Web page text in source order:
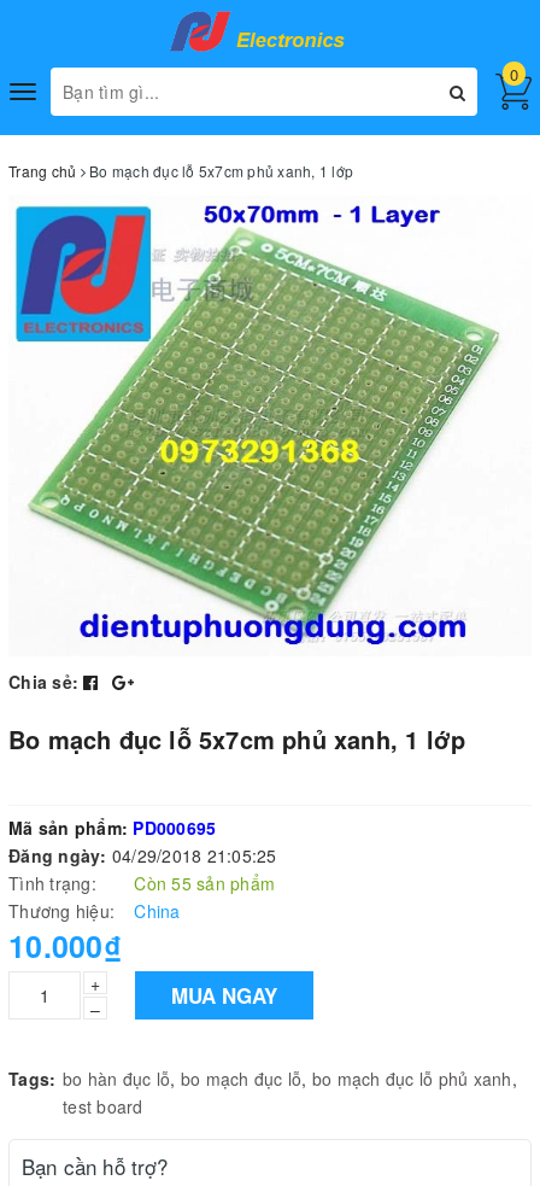
Toggle
navigation
0
Trang chủ Bo mạch đục lỗ 5x7cm phủ xanh, 1 lớp
Chia sẻ:
Bo mạch đục lỗ 5x7cm phủ xanh, 1 lớp
Mã sản phẩm: PD000695
Đăng ngày: 04/29/2018 21:05:25
Tình trạng:
Còn 55 sản phẩm
Thương hiệu:
China
10.000₫
+
–
MUA NGAY
Tags: bo hàn đục lỗ, bo mạch đục lỗ, bo mạch đục lỗ phủ xanh,
test board
Bạn cần hỗ trợ?